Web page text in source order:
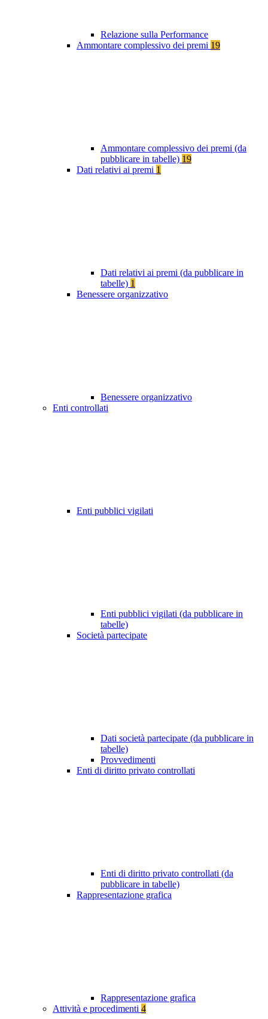
Relazione sulla Performance
Ammontare complessivo dei premi 19
Ammontare complessivo dei premi (da
pubblicare in tabelle) 19
Dati relativi ai premi 1
Dati relativi ai premi (da pubblicare in
tabelle) 1
Benessere organizzativo
Benessere organizzativo
Enti controllati
Enti pubblici vigilati
Enti pubblici vigilati (da pubblicare in
tabelle)
Società partecipate
Dati società partecipate (da pubblicare in
tabelle)
Provvedimenti
Enti di diritto privato controllati
Enti di diritto privato controllati (da
pubblicare in tabelle)
Rappresentazione grafica
Rappresentazione grafica
Attività e procedimenti 4